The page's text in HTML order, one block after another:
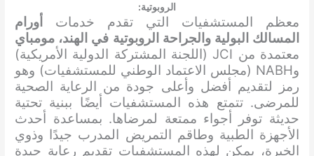
الروبوتية:
معظم المستشفيات التي تقدم خدمات
أورام
المسالك البولية والجراحة الروبوتية في الهند، مومباي
معتمدة من JCI (اللجنة المشتركة الدولية الأمريكية)
وNABH (مجلس الاعتماد الوطني للمستشفيات) وهو
رمز لتقديم أفضل وأعلى جودة من الرعاية الصحية
للمرضى. تتمتع هذه المستشفيات أيضًا ببنية تحتية
حديثة توفر أجواء ممتعة لمرضاها. بمساعدة أحدث
الأجهزة الطبية وطاقم التمريض المدرب جيدًا وذوي
الخبرة، يمكن لهذه المستشفيات تقديم رعاية جيدة